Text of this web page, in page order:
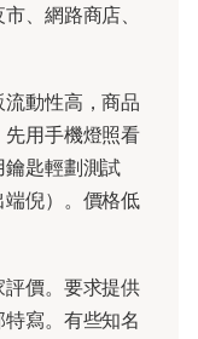
、網路商店、
動性高，商品
用手機燈照看
匙輕劃測試
端倪）。價格低
價。要求提供
寫。有些知名